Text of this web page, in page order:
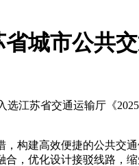
城市公共
江苏省交通运输厅《
构建高效便捷的公共交
，优化设计接驳线路，